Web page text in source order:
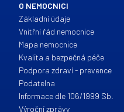
O NEMOCNICI
Základní údaje
Vnitřní řád nemocnice
Mapa nemocnice
Kvalita a bezpečná péče
Podpora zdraví - prevence
Podatelna
Informace dle 106/1999 Sb.
Výroční zprávy